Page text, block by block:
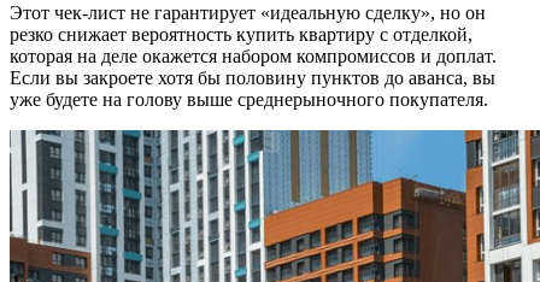
Этот чек-лист не гарантирует «идеальную сделку», но он
резко снижает вероятность купить квартиру с отделкой,
которая на деле окажется набором компромиссов и доплат.
Если вы закроете хотя бы половину пунктов до аванса, вы
уже будете на голову выше среднерыночного покупателя.